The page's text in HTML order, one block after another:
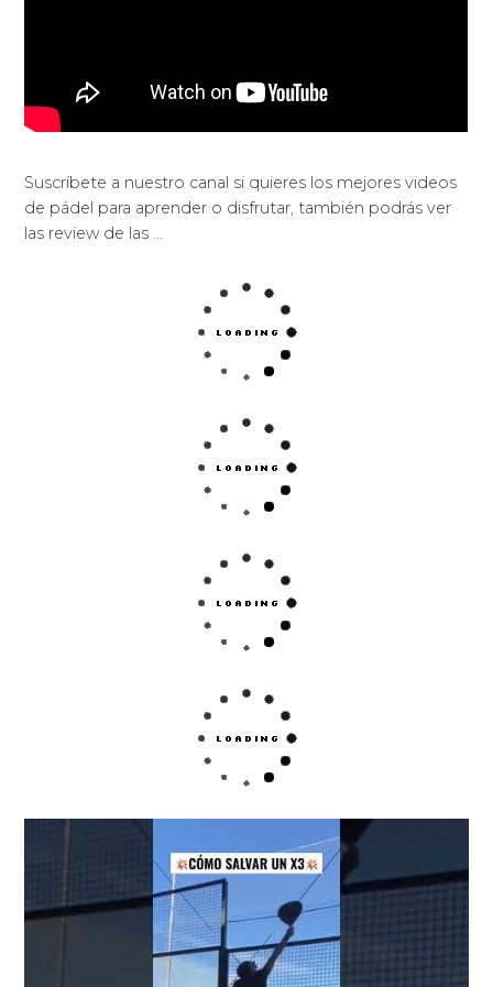
Suscríbete a nuestro canal si quieres los mejores videos
de pádel para aprender o disfrutar, también podrás ver
las review de las …